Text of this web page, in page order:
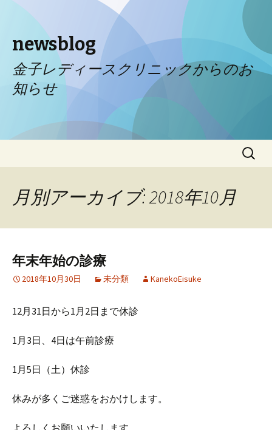
newsblog
金子レディースクリニックからのお
知らせ
検
月別アーカイブ: 2018年10月
年末年始の診療
2018年10月30日 未分類 KanekoEisuke
12月31日から1月2日まで休診
1月3日、4日は午前診療
1月5日（土）休診
休みが多くご迷惑をおかけします。
よろしくお願いいたします。